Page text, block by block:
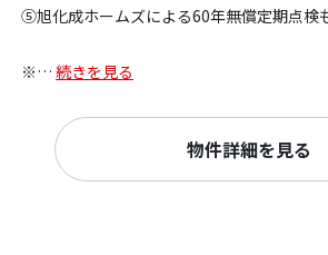
⑤旭化成ホームズによる60年無償定期点検
※… 続きを見る
物件詳細を見る